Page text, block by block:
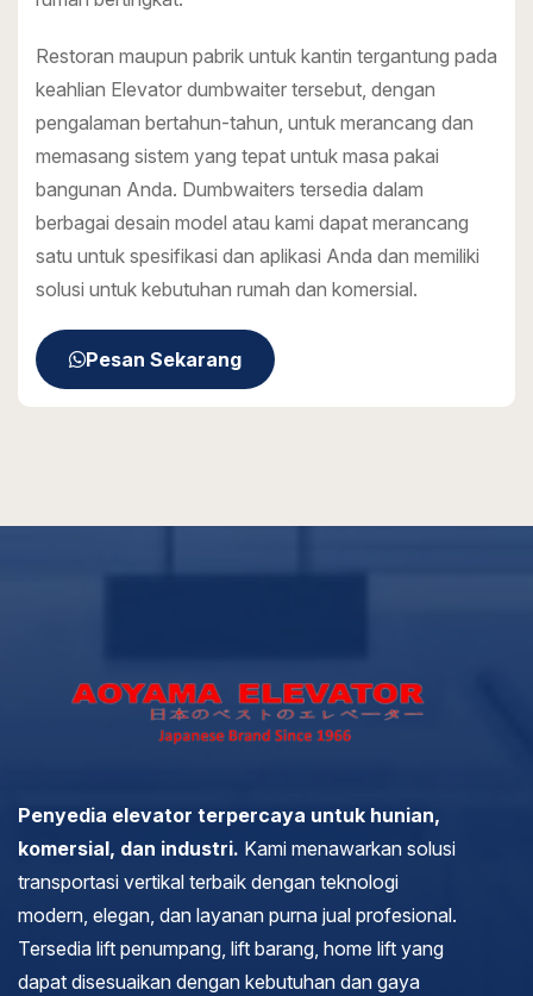
Restoran maupun pabrik untuk kantin tergantung pada
keahlian Elevator dumbwaiter tersebut, dengan
pengalaman bertahun-tahun, untuk merancang dan
memasang sistem yang tepat untuk masa pakai
bangunan Anda. Dumbwaiters tersedia dalam
berbagai desain model atau kami dapat merancang
satu untuk spesifikasi dan aplikasi Anda dan memiliki
solusi untuk kebutuhan rumah dan komersial.
Pesan Sekarang
Penyedia elevator terpercaya untuk hunian,
komersial, dan industri. Kami menawarkan solusi
transportasi vertikal terbaik dengan teknologi
modern, elegan, dan layanan purna jual profesional.
Tersedia lift penumpang, lift barang, home lift yang
dapat disesuaikan dengan kebutuhan dan gaya